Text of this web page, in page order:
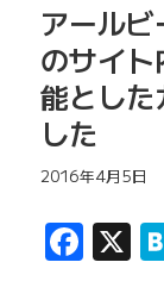
アールビ
のサイ
能とし
した
2016年4月5日
X